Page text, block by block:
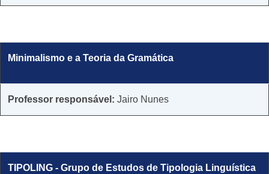
Minimalismo e a Teoria da Gramática
​Professor responsável: Jairo Nunes
TIPOLING - Grupo de Estudos de Tipologia Linguística